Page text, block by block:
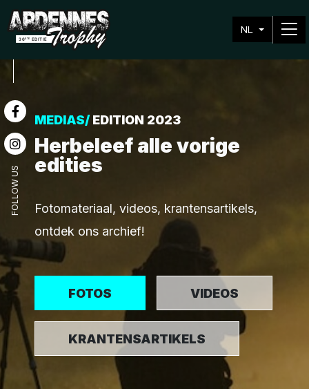
NL
FOLLOW US
MEDIAS/EDITION 2023
Herbeleef alle vorige
edities
Fotomateriaal, videos, krantensartikels,
ontdek ons archief!
FOTOS VIDEOS
KRANTENSARTIKELS